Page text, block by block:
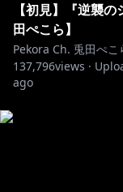
※ホロライブプ
へのお願い
[カバー 未成年者
か、下記リンク
【初見】『逆襲
田ぺこら】
Pekora Ch. 兎田ぺこ
137,796views ·
ago